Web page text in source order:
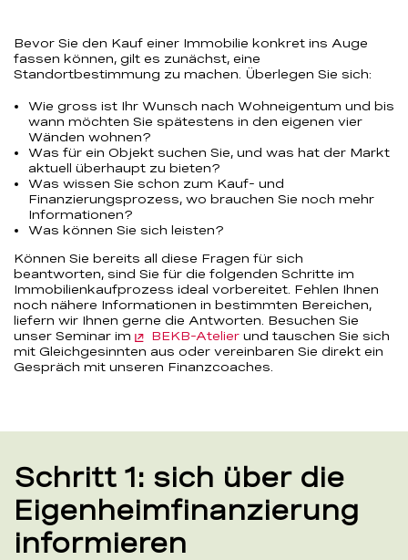
Bevor Sie den Kauf einer Immobilie konkret ins Auge
fassen können, gilt es zunächst, eine
Standortbestimmung zu machen. Überlegen Sie sich:
Wie gross ist Ihr Wunsch nach Wohneigentum und bis
wann möchten Sie spätestens in den eigenen vier
Wänden wohnen?
Was für ein Objekt suchen Sie, und was hat der Markt
aktuell überhaupt zu bieten?
Was wissen Sie schon zum Kauf- und
Finanzierungsprozess, wo brauchen Sie noch mehr
Informationen?
Was können Sie sich leisten?
Können Sie bereits all diese Fragen für sich
beantworten, sind Sie für die folgenden Schritte im
Immobilienkaufprozess ideal vorbereitet. Fehlen Ihnen
noch nähere Informationen in bestimmten Bereichen,
liefern wir Ihnen gerne die Antworten. Besuchen Sie
unser Seminar im
BEKB-Atelier und tauschen Sie sich
mit Gleichgesinnten aus oder vereinbaren Sie direkt ein
Gespräch mit unseren Finanzcoaches.
Schritt 1: sich über die
Eigenheimfinanzierung
informieren